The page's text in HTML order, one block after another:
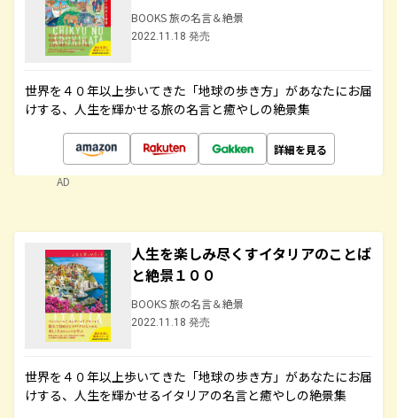
BOOKS 旅の名言＆絶景
2022.11.18 発売
世界を４０年以上歩いてきた「地球の歩き方」があなたにお届
けする、人生を輝かせる旅の名言と癒やしの絶景集
詳細を見る
AD
人生を楽しみ尽くすイタリアのことば
と絶景１００
BOOKS 旅の名言＆絶景
2022.11.18 発売
世界を４０年以上歩いてきた「地球の歩き方」があなたにお届
けする、人生を輝かせるイタリアの名言と癒やしの絶景集